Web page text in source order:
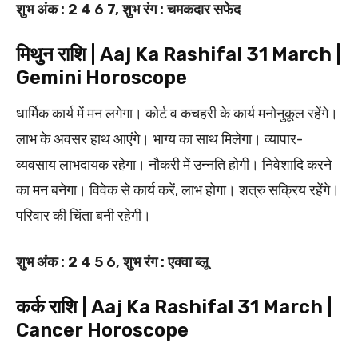
शुभ अंक : 2 4 6 7, शुभ रंग : चमकदार सफेद
मिथुन राशि | Aaj Ka Rashifal 31 March |
Gemini Horoscope
धार्मिक कार्य में मन लगेगा। कोर्ट व कचहरी के कार्य मनोनुकूल रहेंगे।
लाभ के अवसर हाथ आएंगे। भाग्य का साथ मिलेगा। व्यापार-
व्यवसाय लाभदायक रहेगा। नौकरी में उन्नति होगी। निवेशादि करने
का मन बनेगा। विवेक से कार्य करें, लाभ होगा। शत्रु सक्रिय रहेंगे।
परिवार की चिंता बनी रहेगी।
शुभ अंक : 2 4 5 6, शुभ रंग : एक्वा ब्लू
कर्क राशि | Aaj Ka Rashifal 31 March |
Cancer Horoscope